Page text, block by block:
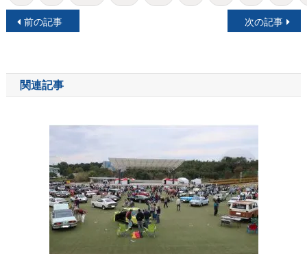
投
ナ
ビ
前の記事 次の記事
関連記事